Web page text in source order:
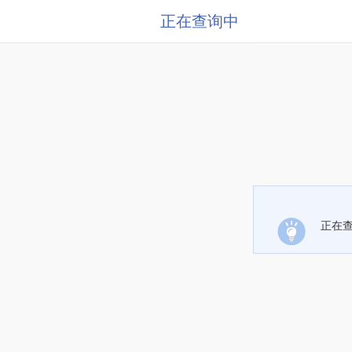
正在查询中
正在